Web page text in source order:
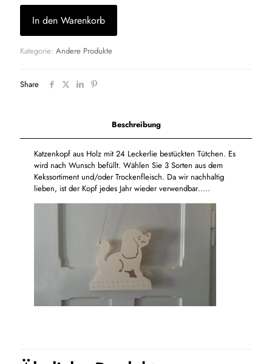
In den Warenkorb
Kategorie: Andere Produkte
Share
Beschreibung
Katzenkopf aus Holz mit 24 Leckerlie bestückten Tütchen. Es
wird nach Wunsch befüllt. Wählen Sie 3 Sorten aus dem
Kekssortiment und/oder Trockenfleisch. Da wir nachhaltig
lieben, ist der Kopf jedes Jahr wieder verwendbar…..